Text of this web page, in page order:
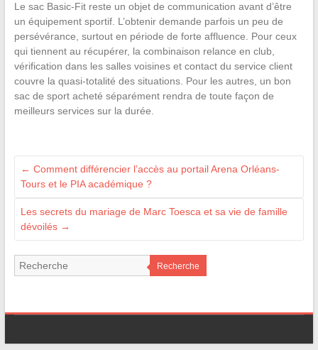
Le sac Basic-Fit reste un objet de communication avant d’être
un équipement sportif. L’obtenir demande parfois un peu de
persévérance, surtout en période de forte affluence. Pour ceux
qui tiennent au récupérer, la combinaison relance en club,
vérification dans les salles voisines et contact du service client
couvre la quasi-totalité des situations. Pour les autres, un bon
sac de sport acheté séparément rendra de toute façon de
meilleurs services sur la durée.
← Comment différencier l’accès au portail Arena Orléans-
Tours et le PIA académique ?
Les secrets du mariage de Marc Toesca et sa vie de famille
dévoilés →
Recherche